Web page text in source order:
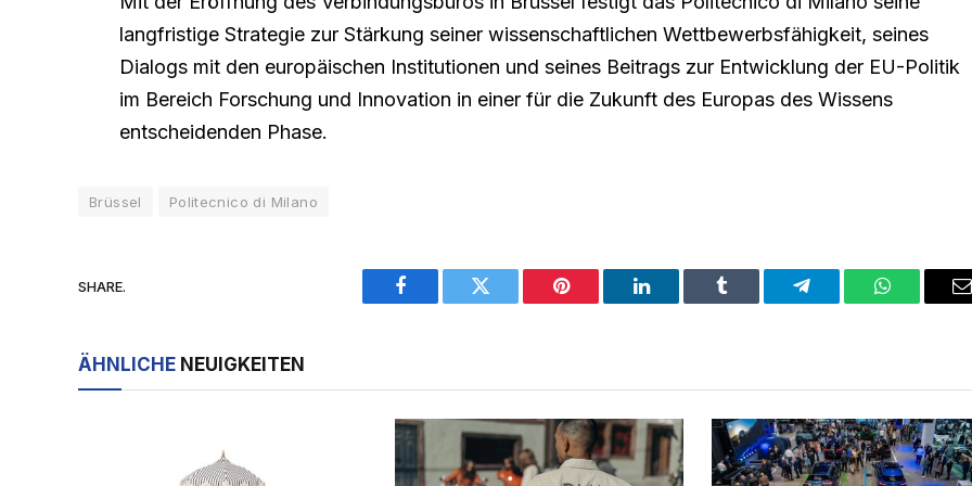
langfristige Strategie zur Stärkung seiner wissenschaftlichen Wettbewerbsfähigkeit, seines
Dialogs mit den europäischen Institutionen und seines Beitrags zur Entwicklung der EU-Politik
im Bereich Forschung und Innovation in einer für die Zukunft des Europas des Wissens
entscheidenden Phase.
Brüssel Politecnico di Milano
SHARE.
Facebook Twitter Pinterest LinkedIn Tumblr Telegram WhatsApp
ÄHNLICHE NEUIGKEITEN